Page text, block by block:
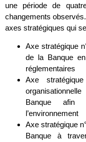
une période de
changements
axes stratégiques qui
Axe stratégique
de la Banque
réglementaires
Axe
Banque afin
l’environnement
Axe stratégique
Banque à